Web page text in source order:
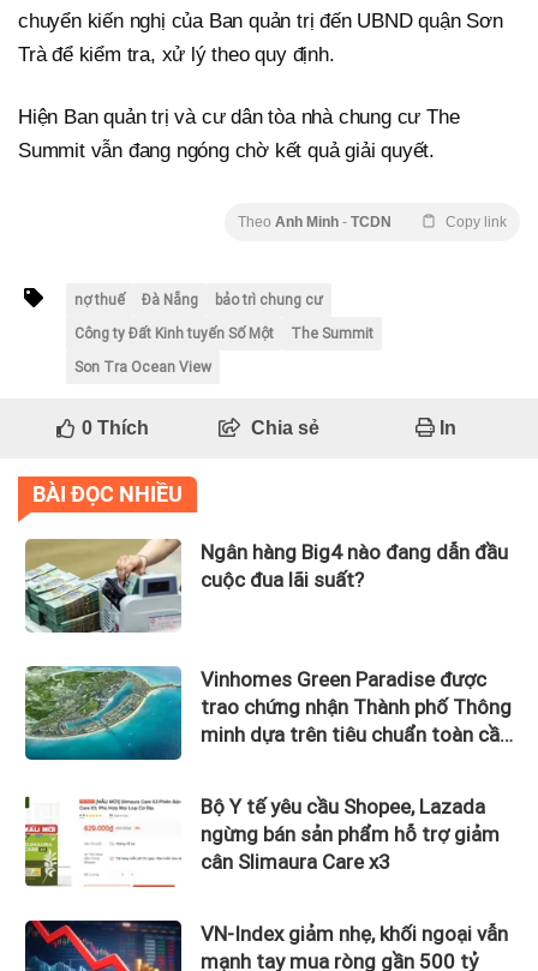
chuyển kiến nghị của Ban quản trị đến UBND quận Sơn
Trà để kiểm tra, xử lý theo quy định.
Hiện Ban quản trị và cư dân tòa nhà chung cư The
Summit vẫn đang ngóng chờ kết quả giải quyết.
Theo Anh Minh - TCDN Copy link
nợ thuế Đà Nẵng
bảo trì chung cư
Công ty Đất Kinh tuyến Số Một
The Summit
Son Tra Ocean View
0Thích Chia sẻ In
BÀI ĐỌC NHIỀU
Ngân hàng Big4 nào đang dẫn đầu
cuộc đua lãi suất?
Vinhomes Green Paradise được
trao chứng nhận Thành phố Thông
minh dựa trên tiêu chuẩn toàn cầu
Bộ Y tế yêu cầu Shopee, Lazada
ngừng bán sản phẩm hỗ trợ giảm
cân Slimaura Care x3
VN-Index giảm nhẹ, khối ngoại vẫn
mạnh tay mua ròng gần 500 tỷ